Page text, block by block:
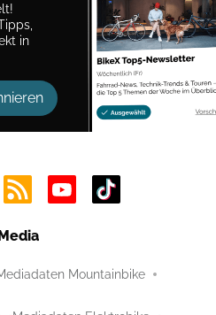
in
Mountainbike